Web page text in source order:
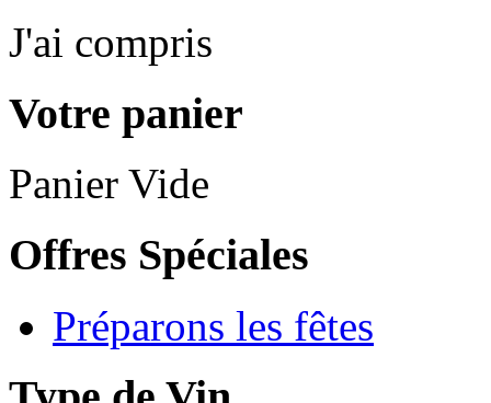
J'ai compris
Votre panier
Panier Vide
Offres Spéciales
Préparons les fêtes